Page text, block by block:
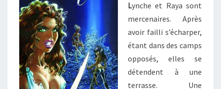
« L’OR
PROFONDEURS »
Lynche et Raya sont
mercenaires. Après
avoir failli s’écharper,
étant dans des camps
opposés, elles se
détendent à une
terrasse. Une